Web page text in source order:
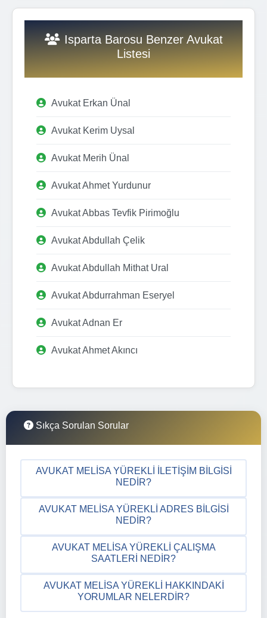
Isparta Barosu Benzer Avukat
Listesi
Avukat Erkan Ünal
Avukat Kerim Uysal
Avukat Merih Ünal
Avukat Ahmet Yurdunur
Avukat Abbas Tevfik Pirimoğlu
Avukat Abdullah Çelik
Avukat Abdullah Mithat Ural
Avukat Abdurrahman Eseryel
Avukat Adnan Er
Avukat Ahmet Akıncı
Sıkça Sorulan Sorular
AVUKAT MELISA YÜREKLI İLETIŞIM BILGISI
NEDIR?
AVUKAT MELISA YÜREKLI ADRES BILGISI
NEDIR?
AVUKAT MELISA YÜREKLI ÇALIŞMA
SAATLERI NEDIR?
AVUKAT MELISA YÜREKLI HAKKINDAKI
YORUMLAR NELERDIR?